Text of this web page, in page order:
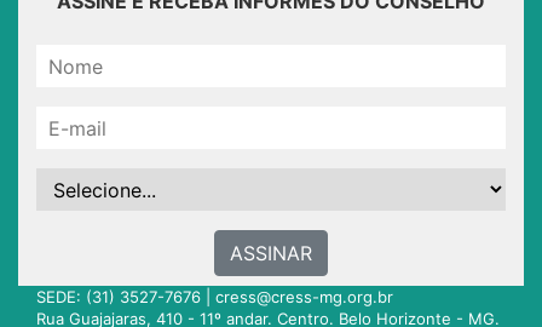
ASSINAR
SEDE: (31) 3527-7676 | cress@cress-mg.org.br
Rua Guajajaras, 410 - 11º andar. Centro. Belo Horizonte - MG.